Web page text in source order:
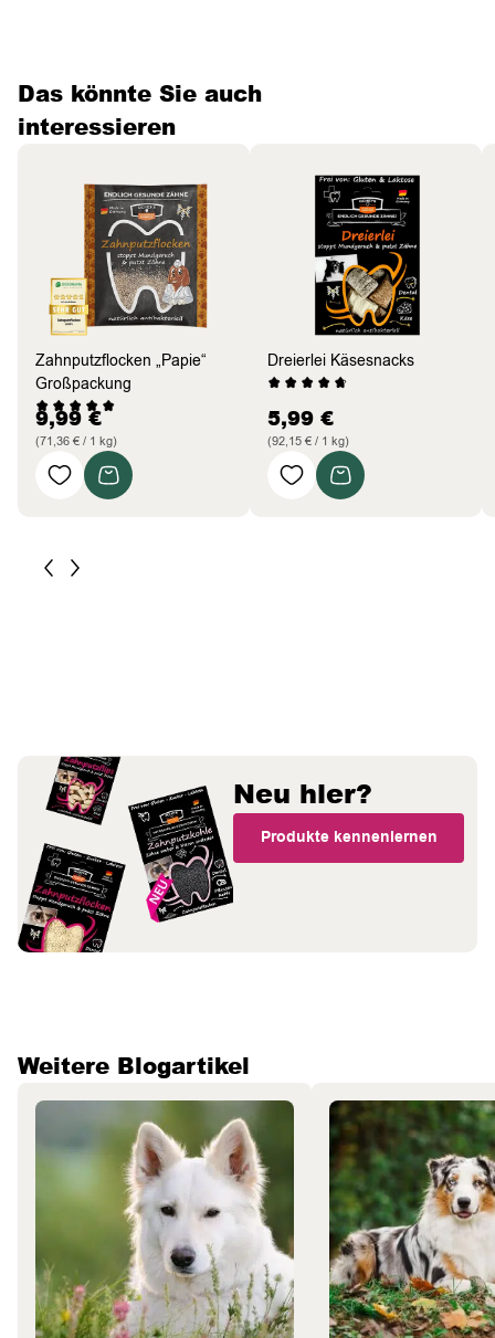
Das könnte Sie auch
interessieren
Zahnputzflocken „Papie“
Großpackung
9,99€
(71,36 € / 1 kg)
Dreierlei Käsesnacks
5,99 €
(92,15 € / 1 kg)
Neu hier?
Produkte kennenlernen
Weitere Blogartikel